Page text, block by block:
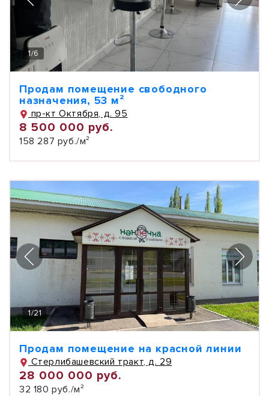
1/6
Продам помещение свободного
назначения, 53 м²
пр-кт Октября, д. 95
8 500 000 руб.
158 287 руб./м²
1/21
Продам помещение на красной линии
Стерлибашевский тракт, д. 29
28 000 000 руб.
32 180 руб./м²